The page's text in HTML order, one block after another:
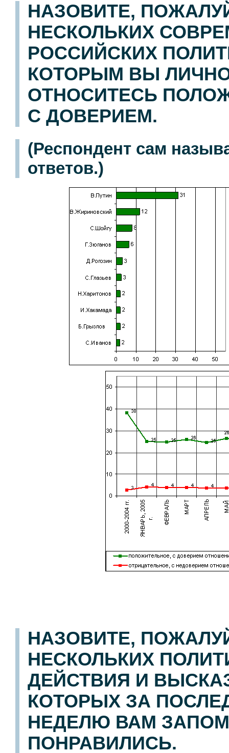
НАЗОВИТЕ,
НЕСКОЛЬКИХ
РОССИЙСКИХ
КОТОРЫМ ВЫ
ОТНОСИТЕСЬ
С ДОВЕРИЕМ.
(Респондент сам
ответов.)
НАЗОВИТЕ,
НЕСКОЛЬКИХ
ДЕЙСТВИЯ И
КОТОРЫХ ЗА
НЕДЕЛЮ ВАМ
ПОНРАВИЛИСЬ.